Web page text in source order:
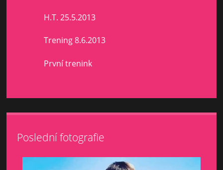
H.T. 25.5.2013
Trening 8.6.2013
První trenink
Poslední fotografie